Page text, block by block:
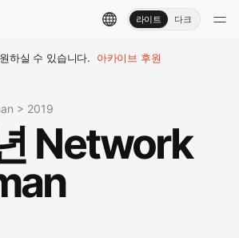
라이트 다크
하실 수 있습니다. 아카이브 후원
> 2019
Network